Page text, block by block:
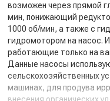
возможен через прямой
мин, понижающий
1000 об/мин, а также с
гидромотором на насос.
работающие только на
Данные насосы
сельскохозяйственных
машинах, для продува